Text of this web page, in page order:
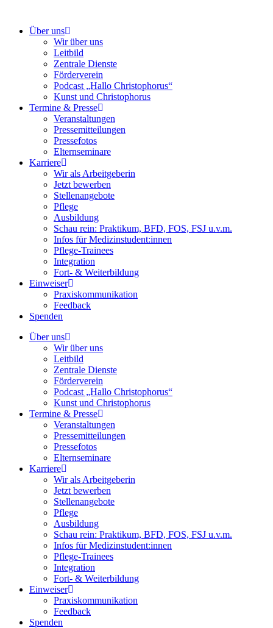
Über uns
Wir über uns
Leitbild
Zentrale Dienste
Förderverein
Podcast „Hallo Christophorus“
Kunst und Christophorus
Termine & Presse
Veranstaltungen
Pressemitteilungen
Pressefotos
Elternseminare
Karriere
Wir als Arbeitgeberin
Jetzt bewerben
Stellenangebote
Pflege
Ausbildung
Schau rein: Praktikum, BFD, FOS, FSJ u.v.m.
Infos für Medizinstudent:innen
Pflege-Trainees
Integration
Fort- & Weiterbildung
Einweiser
Praxiskommunikation
Feedback
Spenden
Über uns
Wir über uns
Leitbild
Zentrale Dienste
Förderverein
Podcast „Hallo Christophorus“
Kunst und Christophorus
Termine & Presse
Veranstaltungen
Pressemitteilungen
Pressefotos
Elternseminare
Karriere
Wir als Arbeitgeberin
Jetzt bewerben
Stellenangebote
Pflege
Ausbildung
Schau rein: Praktikum, BFD, FOS, FSJ u.v.m.
Infos für Medizinstudent:innen
Pflege-Trainees
Integration
Fort- & Weiterbildung
Einweiser
Praxiskommunikation
Feedback
Spenden